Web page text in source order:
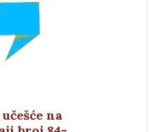
na